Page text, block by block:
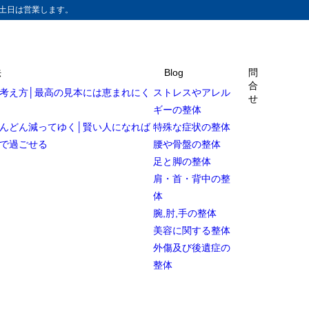
は営業します。
え方│最高の見本には恵まれにく
どん減ってゆく│賢い人になれば
過ごせる
Blog
ストレスやアレル
ギーの整体
特殊な症状の整体
腰や骨盤の整体
足と脚の整体
肩・首・背中の整
体
腕,肘,手の整体
美容に関する整体
外傷及び後遺症の
整体
問
合
せ